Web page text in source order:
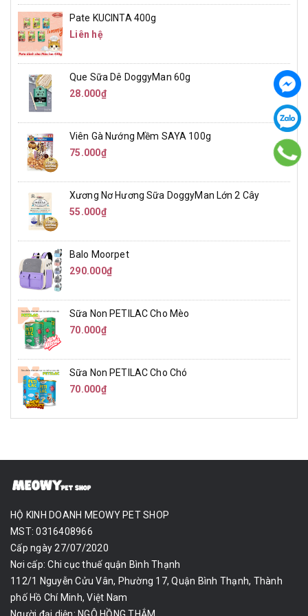
Pate KUCINTA 400g
Liên hệ
Que Sữa Dê DoggyMan 60g
28.000₫
Viên Gà Nướng Mềm SAYA 100g
75.000₫
Xương Nơ Hương Sữa DoggyMan Lớn 2 Cây
55.000₫
Balo Moorpet
290.000₫
Sữa Non PETILAC Cho Mèo
70.000₫
Sữa Non PETILAC Cho Chó
70.000₫
HỘ KINH DOANH MEOWY PET SHOP
MST: 0316408966
Cấp ngày 27/07/2020
Nơi cấp: Chi cục thuế quận Bình Thạnh
112/1 Nguyễn Cửu Vân, Phường 17, Quận Bình Thạnh, Thành
phố Hồ Chí Minh, Việt Nam